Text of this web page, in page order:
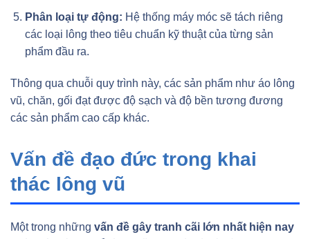
Phân loại tự động: Hệ thống máy móc sẽ tách riêng
các loại lông theo tiêu chuẩn kỹ thuật của từng sản
phẩm đầu ra.
Thông qua chuỗi quy trình này, các sản phẩm như áo lông
vũ, chăn, gối đạt được độ sạch và độ bền tương đương
các sản phẩm cao cấp khác.
Vấn đề đạo đức trong khai
thác lông vũ
Một trong những vấn đề gây tranh cãi lớn nhất hiện nay